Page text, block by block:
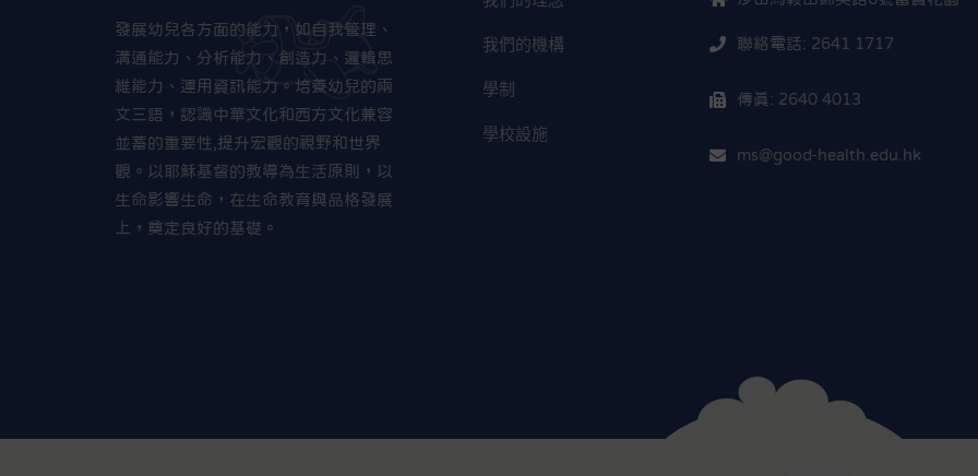
發展幼兒各方面的能力，如自我管理、
溝通能力、分析能力、創造力、邏輯思
維能力、運用資訊能力。培養幼兒的兩
文三語，認識中華文化和西方文化兼容
並蓄的重要性,提升宏觀的視野和世界
觀。以耶穌基督的教導為生活原則，以
生命影響生命，在生命教育與品格發展
上，奠定良好的基礎。
我們的機構
學制
學校設施
聯絡電話: 2641 1717
傳真: 2640 4013
ms@good-health.edu.hk